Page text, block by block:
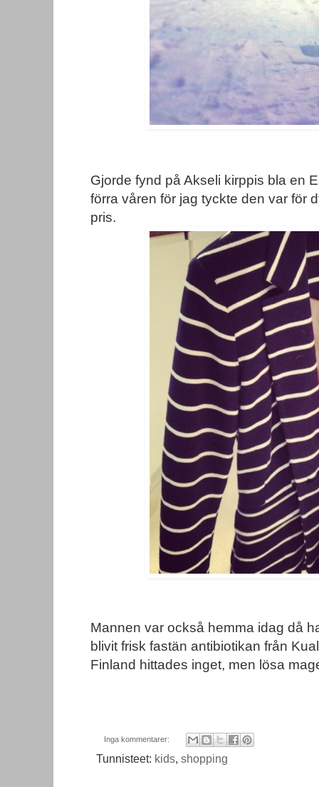
Gjorde fynd på Akseli kirppis bla en
förra våren för jag tyckte den var för
pris.
Mannen var också hemma idag då
blivit frisk fastän antibiotikan från
Finland hittades inget, men lösa
Inga kommentarer:
Tunnisteet: kids, shopping